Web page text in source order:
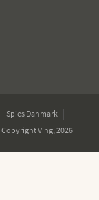
Spies Danmark
Copyright Ving, 2026